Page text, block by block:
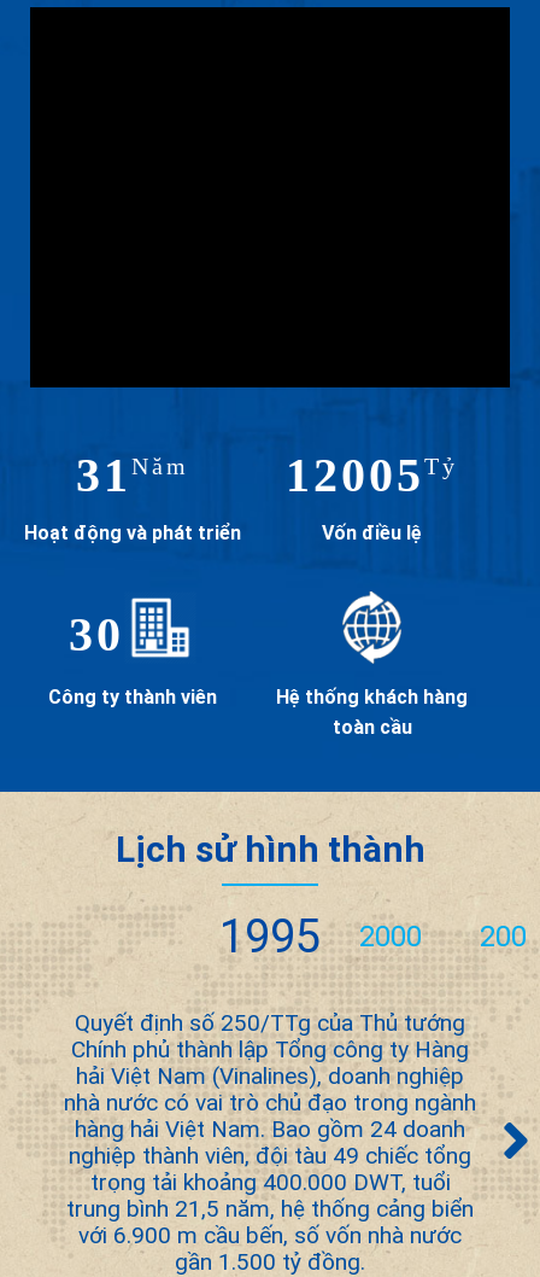
31 Năm
Hoạt động và phát triển
12005Tỷ
Vốn điều lệ
30
Công ty thành viên
Hệ thống khách hàng
toàn cầu
Lịch sử hình thành
1995 2000
Quyết định số 250/TTg của Thủ tướng
Chính phủ thành lập Tổng công ty Hàng
hải Việt Nam (Vinalines), doanh nghiệp
nhà nước có vai trò chủ đạo trong ngành
hàng hải Việt Nam. Bao gồm 24 doanh
nghiệp thành viên, đội tàu 49 chiếc tổng
trọng tải khoảng 400.000 DWT, tuổi
trung bình 21,5 năm, hệ thống cảng biển
với 6.900 m cầu bến, số vốn nhà nước
gần 1.500 tỷ đồng.